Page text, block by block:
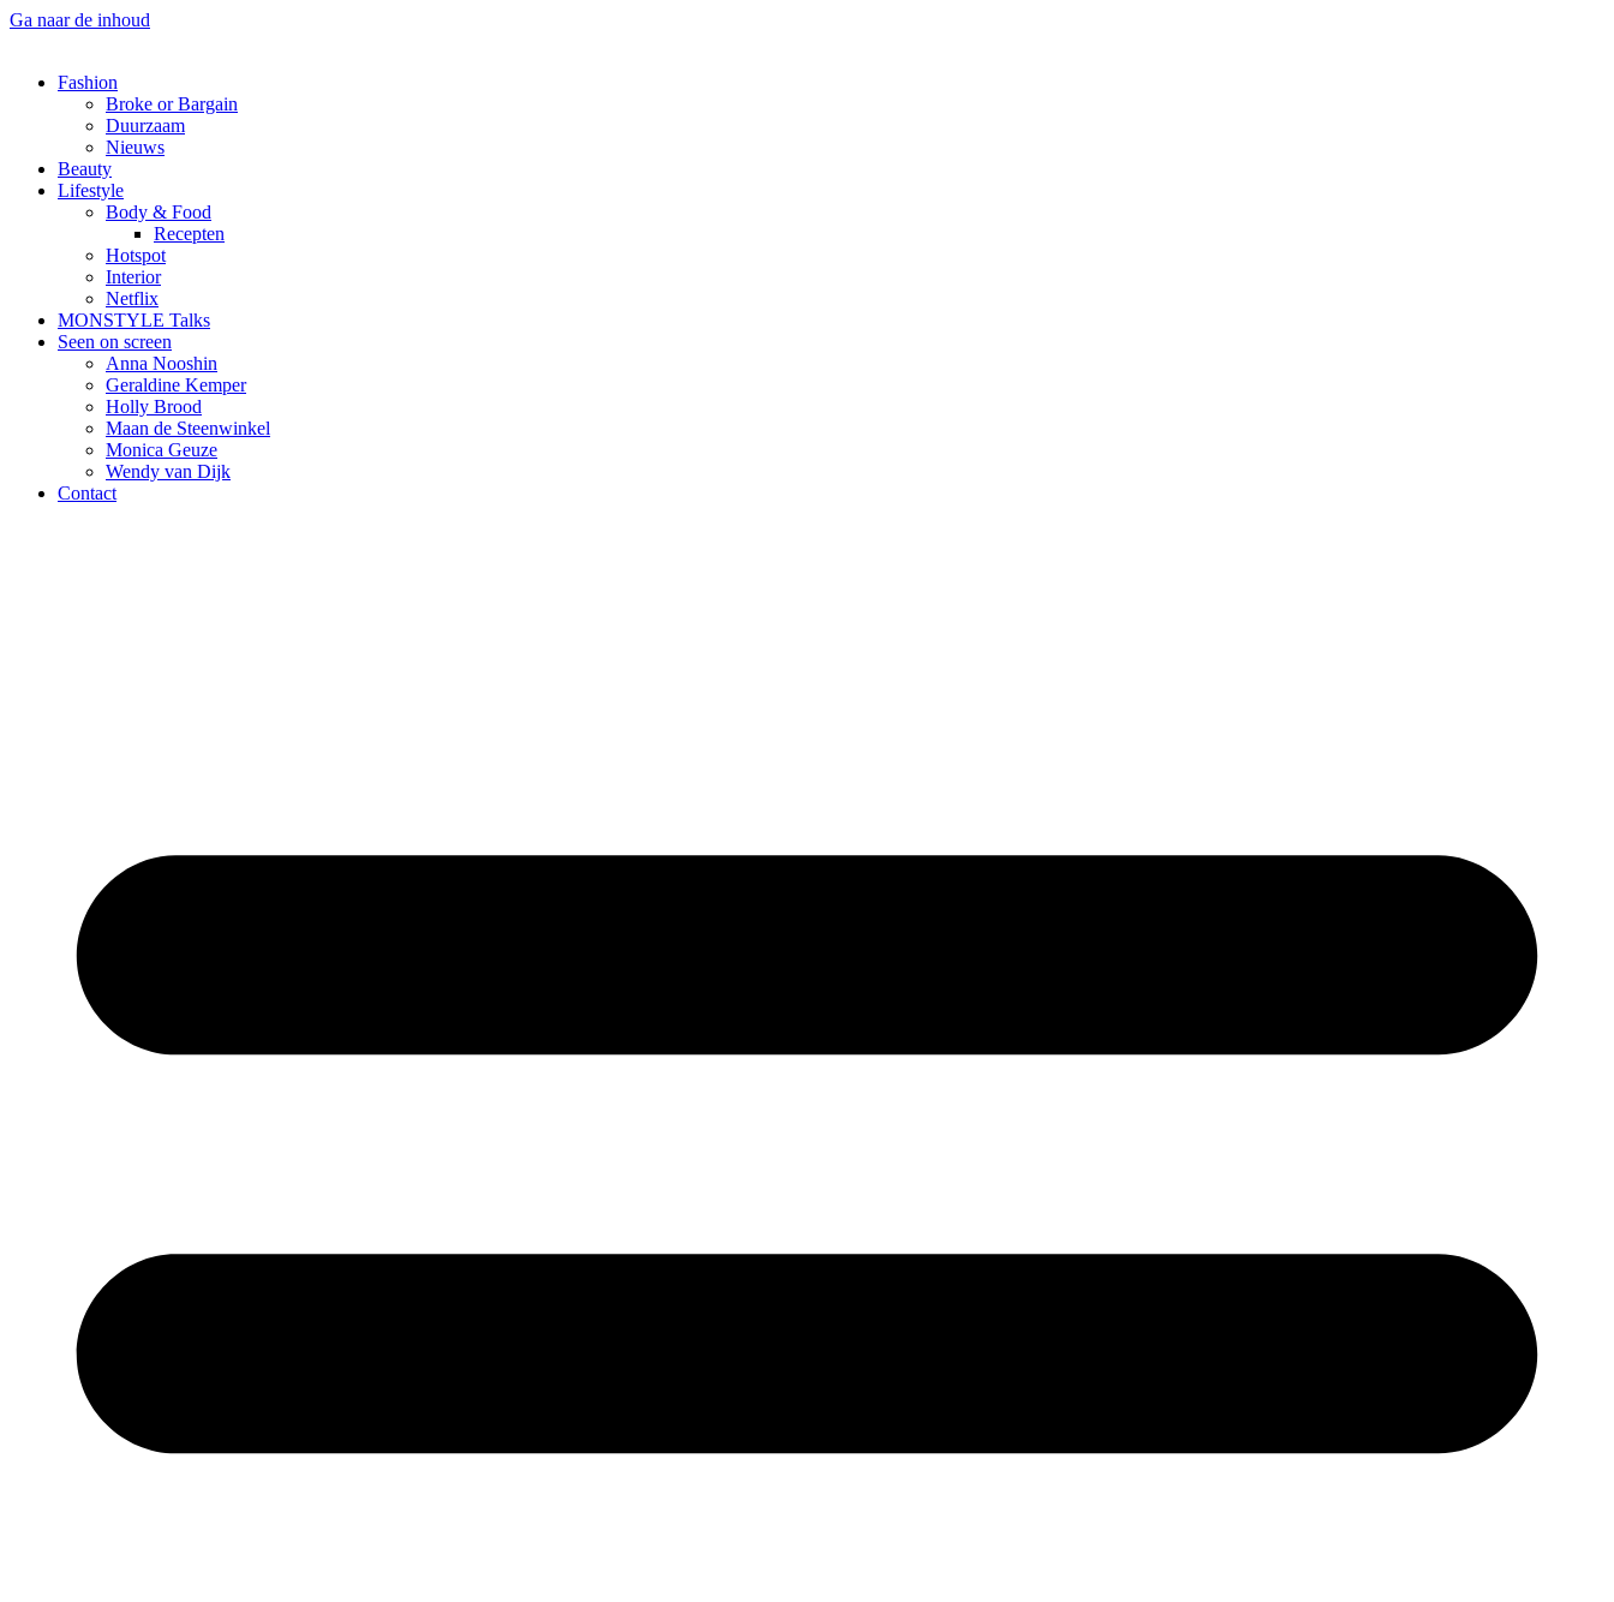
Ga naar de inhoud
Fashion
Broke or Bargain
Duurzaam
Nieuws
Beauty
Lifestyle
Body & Food
Recepten
Hotspot
Interior
Netflix
MONSTYLE Talks
Seen on screen
Anna Nooshin
Geraldine Kemper
Holly Brood
Maan de Steenwinkel
Monica Geuze
Wendy van Dijk
Contact